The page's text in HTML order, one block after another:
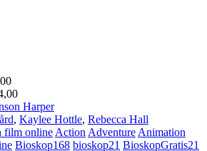
Harper
, Kaylee Hottle, Rebecca Hall
film online Action Adventure Animation
Bioskop168 bioskop21 BioskopGratis21